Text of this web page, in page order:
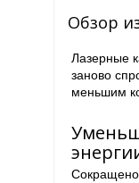
Обзор
Лазерные
заново
меньшим
Сокращено